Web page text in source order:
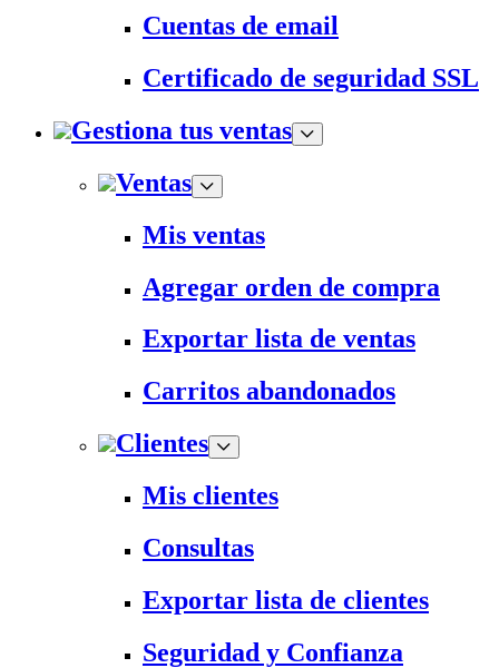
Cuentas de email
Certificado de seguridad SSL
Gestiona tus ventas
Ventas
Mis ventas
Agregar orden de compra
Exportar lista de ventas
Carritos abandonados
Clientes
Mis clientes
Consultas
Exportar lista de clientes
Seguridad y Confianza